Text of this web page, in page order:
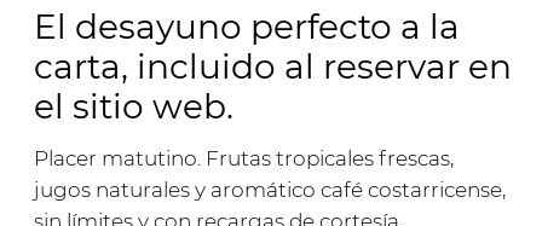
Honeymoons